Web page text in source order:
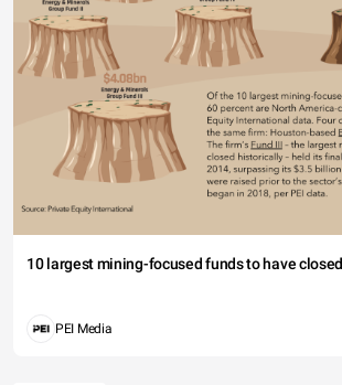
10 largest mining-focused funds to have
PEI Media